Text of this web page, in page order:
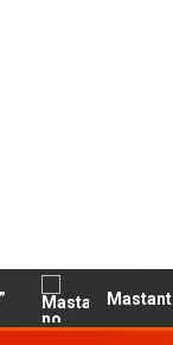
Mastantuono no